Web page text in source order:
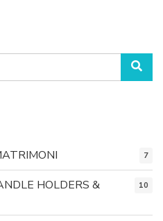
7
HOLDERS &
10